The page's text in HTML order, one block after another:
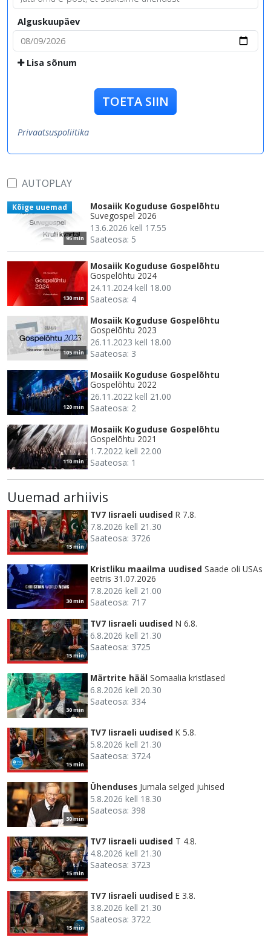
Alguskuupäev
Lisa sõnum
TOETA SIIN
Privaatsuspoliitika
AUTOPLAY
95 min
Kõige uuemad
Mosaiik Koguduse Gospelõhtu
Suvegospel 2026
13.6.2026 kell 17.55
Saateosa: 5
130 min
Mosaiik Koguduse Gospelõhtu
Gospelõhtu 2024
24.11.2024 kell 18.00
Saateosa: 4
105 min
Mosaiik Koguduse Gospelõhtu
Gospelõhtu 2023
26.11.2023 kell 18.00
Saateosa: 3
120 min
Mosaiik Koguduse Gospelõhtu
Gospelõhtu 2022
26.11.2022 kell 21.00
Saateosa: 2
110 min
Mosaiik Koguduse Gospelõhtu
Gospelõhtu 2021
1.7.2022 kell 22.00
Saateosa: 1
Uuemad arhiivis
15 min
TV7 Iisraeli uudised R 7.8.
7.8.2026 kell 21.30
Saateosa: 3726
30 min
Kristliku maailma uudised Saade oli USAs
eetris 31.07.2026
7.8.2026 kell 21.00
Saateosa: 717
15 min
TV7 Iisraeli uudised N 6.8.
6.8.2026 kell 21.30
Saateosa: 3725
30 min
Märtrite hääl Somaalia kristlased
6.8.2026 kell 20.30
Saateosa: 334
15 min
TV7 Iisraeli uudised K 5.8.
5.8.2026 kell 21.30
Saateosa: 3724
30 min
Ühenduses Jumala selged juhised
5.8.2026 kell 18.30
Saateosa: 398
15 min
TV7 Iisraeli uudised T 4.8.
4.8.2026 kell 21.30
Saateosa: 3723
15 min
TV7 Iisraeli uudised E 3.8.
3.8.2026 kell 21.30
Saateosa: 3722